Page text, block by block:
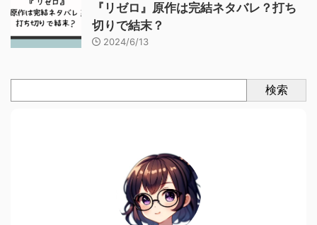
『リゼロ』原作は完結ネタバレ？打ち
切りで結末？
2024/6/13
検索